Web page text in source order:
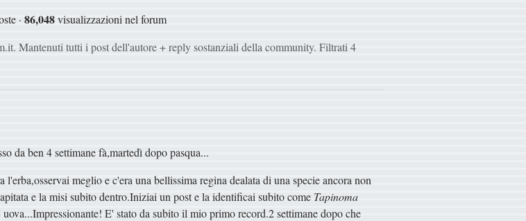
· 86,048visualizzazioni nel forum
Mantenuti tutti i post dell'autore + reply sostanziali della community. Filtrati 4
da ben 4 settimane fà,martedì dopo pasqua...
meglio e c'era una bellissima regina dealata di una specie ancora non
e la misi subito dentro.Iniziai un post e la identificai subito come Tapinoma
E' stato da subito il mio primo record.2 settimane dopo che